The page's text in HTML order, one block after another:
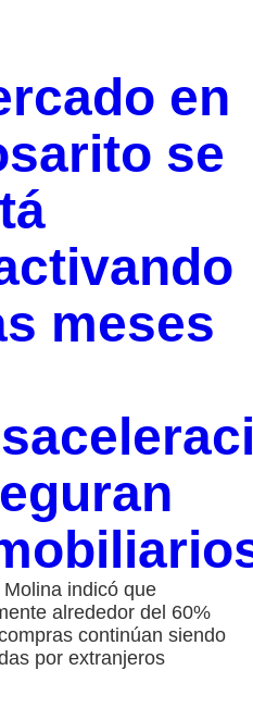
en
se
meses
Molina indicó que
alrededor del 60%
continúan siendo
por extranjeros